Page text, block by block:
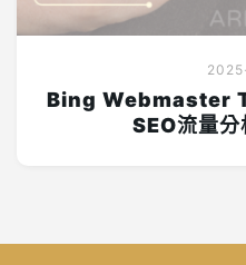
Bing Webmaster
SEO流量分